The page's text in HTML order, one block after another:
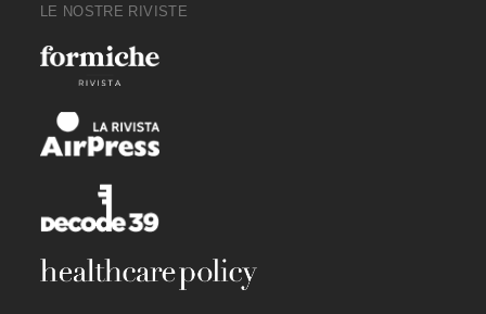
LE NOSTRE RIVISTE